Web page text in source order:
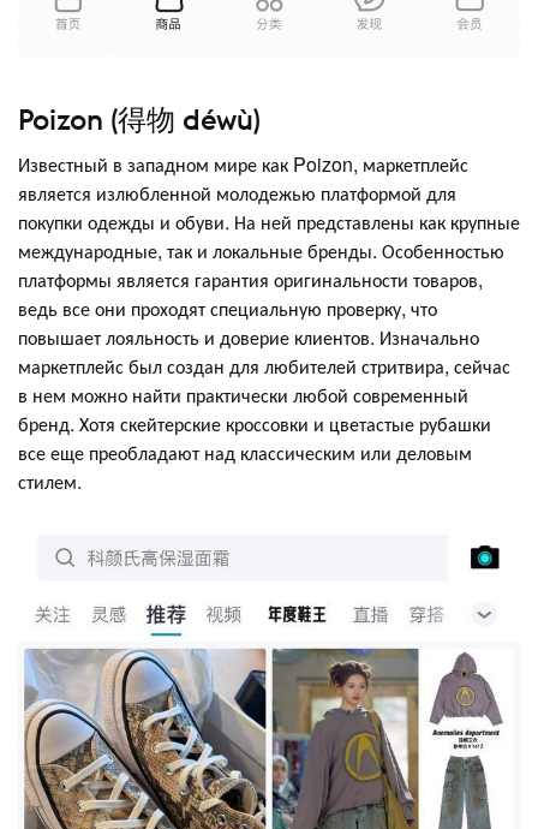
Poizon (得物 déwù)
Известный в западном мире как Poizon, маркетплейс
является излюбленной молодежью платформой для
покупки одежды и обуви. На ней представлены как крупные
международные, так и локальные бренды. Особенностью
платформы является гарантия оригинальности товаров,
ведь все они проходят специальную проверку, что
повышает лояльность и доверие клиентов. Изначально
маркетплейс был создан для любителей стритвира, сейчас
в нем можно найти практически любой современный
бренд. Хотя скейтерские кроссовки и цветастые рубашки
все еще преобладают над классическим или деловым
стилем.